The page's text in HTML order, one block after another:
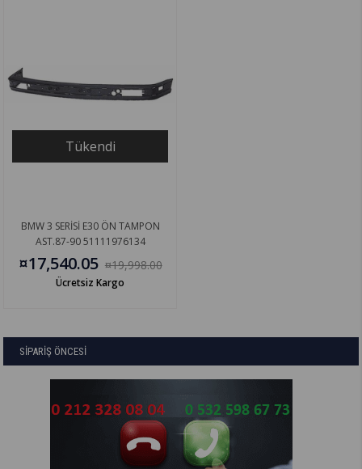
Tükendi
BMW 3 SERİSİ E30 ÖN TAMPON
AST.87-90 51111976134
¤17,540.05 ¤19,998.00
Ücretsiz Kargo
SİPARİŞ ÖNCESİ